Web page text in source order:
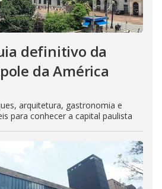
definitivo da
da América
arquitetura, gastronomia e
para conhecer a capital paulista